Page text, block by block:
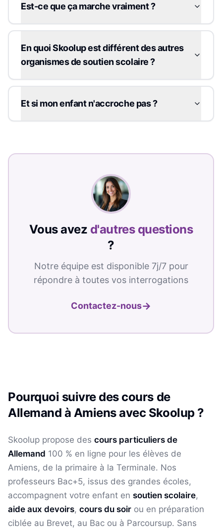
Est-ce que ça marche vraiment ?
En quoi Skoolup est différent des autres
organismes de soutien scolaire ?
Et si mon enfant n'accroche pas ?
Vous avez d'autres questions
?
Notre équipe est disponible 7j/7 pour
répondre à toutes vos interrogations
Contactez-nous→
Pourquoi suivre des cours de
Allemand à Amiensavec Skoolup ?
Skoolup propose des cours particuliers de
Allemand 100 % en ligne pour les élèves de
Amiens, de la primaire à la Terminale. Nos
professeurs Bac+5, issus des grandes écoles,
accompagnent votre enfant en soutien scolaire,
aide aux devoirs, cours du soir ou en préparation
ciblée au Brevet, au Bac ou à Parcoursup. Sans